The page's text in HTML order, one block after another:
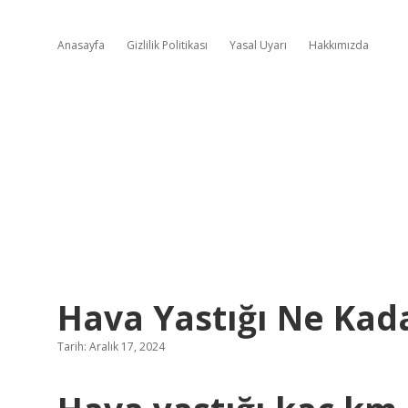
Anasayfa Gizlilik Politikası Yasal Uyarı Hakkımızda
Hava Yastığı Ne
Tarih: Aralık 17, 2024